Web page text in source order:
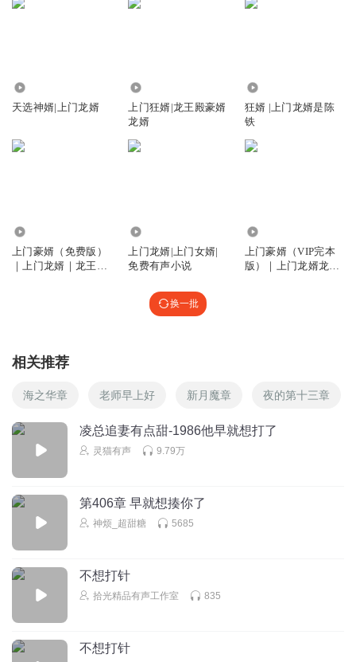
天选神婿|上门龙婿
上门狂婿|龙王殿豪婿
龙婿
狂婿 |上门龙婿是陈
铁
上门豪婿（免费版）
｜上门龙婿｜龙王令
上门龙婿|上门女婿|
免费有声小说
上门豪婿（VIP完本
版）｜上门龙婿龙王
换一批
相关推荐
海之华章 老师早上好 新月魔章 夜的第十三章
凌总追妻有点甜-1986他早就想打了
灵猫有声 9.79万
第406章 早就想揍你了
神烦_超甜糖 5685
不想打针
拾光精品有声工作室 835
不想打针